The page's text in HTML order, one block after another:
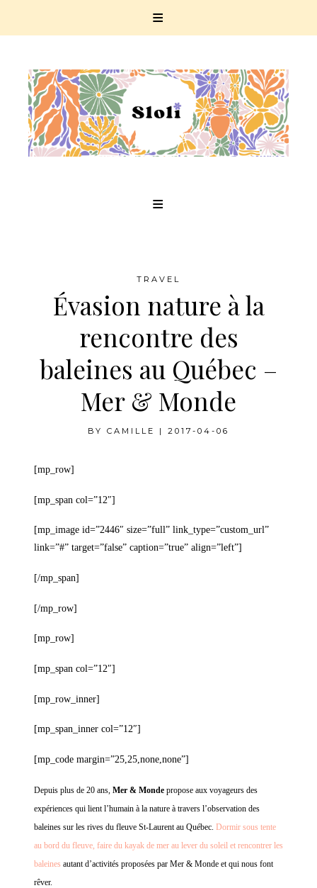
TRAVEL
Évasion nature à la
rencontre des
baleines au Québec –
Mer & Monde
BY CAMILLE | 2017-04-06
[mp_row]
[mp_span col=”12″]
[mp_image id=”2446″ size=”full” link_type=”custom_url”
link=”#” target=”false” caption=”true” align=”left”]
[/mp_span]
[/mp_row]
[mp_row]
[mp_span col=”12″]
[mp_row_inner]
[mp_span_inner col=”12″]
[mp_code margin=”25,25,none,none”]
Depuis plus de 20 ans, Mer & Monde propose aux voyageurs des
expériences qui lient l’humain à la nature à travers l’observation des
baleines sur les rives du fleuve St-Laurent au Québec. Dormir sous tente
au bord du fleuve, faire du kayak de mer au lever du soleil et rencontrer les
baleines autant d’activités proposées par Mer & Monde et qui nous font
rêver.